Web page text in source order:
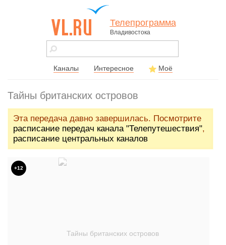
vl.ru - сайт
города
Телепрограмма
Владивостока
Каналы Интересное Моё
Тайны британских островов
Эта передача давно завершилась. Посмотрите
расписание передач канала "Телепутешествия",
расписание центральных каналов
+12